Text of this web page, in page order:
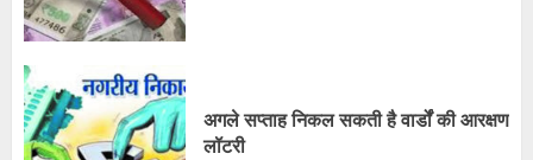
अगले सप्ताह निकल सकती है वार्डों की आरक्षण
लॉटरी